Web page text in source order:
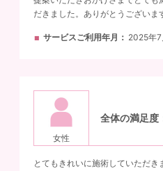
だきました。ありがとうございま
サービスご利用年月 2025年7
女性
全体の満足度
とてもきれいに施術していただき